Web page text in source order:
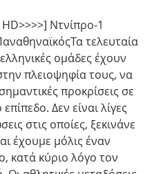
Ντνίπρο-1
τελευταία
ομάδες έχουν
πλειοψηφία τους, να
προκρίσεις σε
Δεν είναι λίγες
στις οποίες, ξεκινάνε
έχουμε μόλις έναν
κατά κύριο λόγο τον